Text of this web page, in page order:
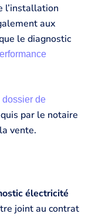
l’installation
aux
le diagnostic
dossier de
par le notaire
vente.
électricité
joint au contrat